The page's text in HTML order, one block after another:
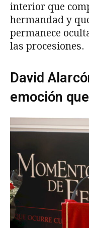
interior que
hermandad y
permanece
las procesiones.
David
emoción